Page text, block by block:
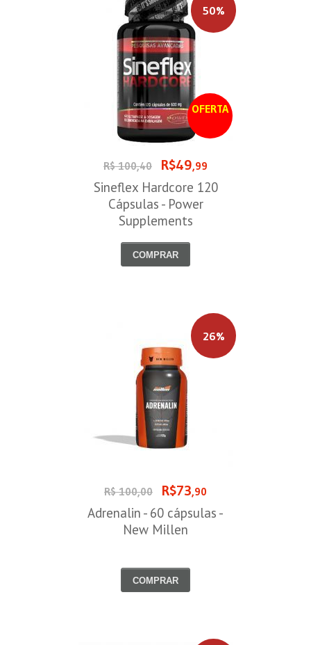
OFERTA
50%
R$ 100,40 R$49,99
Sineflex Hardcore 120
Cápsulas - Power
Supplements
COMPRAR
26%
R$ 100,00 R$73,90
Adrenalin - 60 cápsulas -
New Millen
COMPRAR